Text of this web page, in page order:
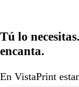
Tú lo
encanta.
En VistaPrint